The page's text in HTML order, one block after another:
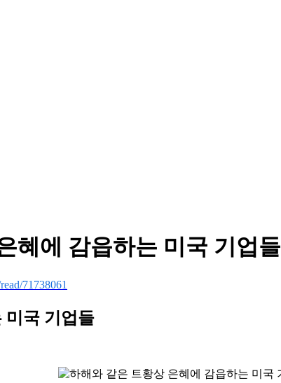
혜에 감읍하는 미국 기업들
71738061
미국 기업들